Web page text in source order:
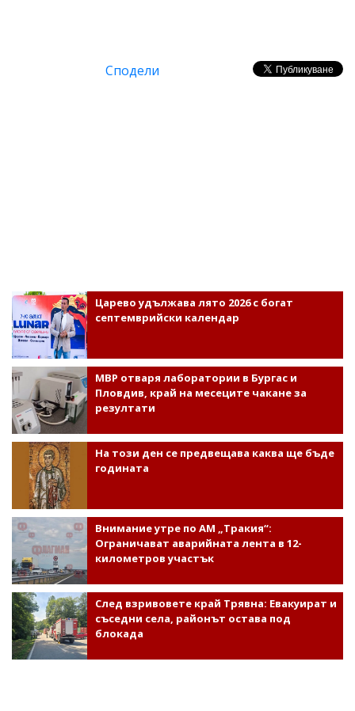
Сподели
Царево удължава лято 2026 с богат
септемврийски календар
МВР отваря лаборатории в Бургас и
Пловдив, край на месеците чакане за
резултати
На този ден се предвещава каква ще бъде
годината
Внимание утре по АМ „Тракия“:
Ограничават аварийната лента в 12-
километров участък
След взривовете край Трявна: Евакуират и
съседни села, районът остава под
блокада